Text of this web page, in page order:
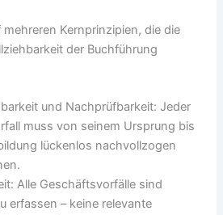
mehreren Kernprinzipien, die die
der Buchführung
und Nachprüfbarkeit: Jeder
muss von seinem Ursprung bis
lückenlos nachvollzogen
Alle Geschäftsvorfälle sind
erfassen – keine relevante